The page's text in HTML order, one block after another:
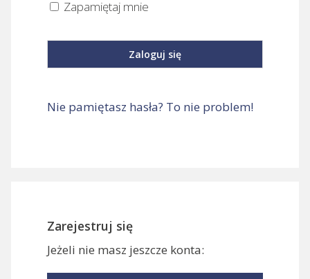
Zapamiętaj mnie
Nie pamiętasz hasła? To nie problem!
Zarejestruj się
Jeżeli nie masz jeszcze konta: